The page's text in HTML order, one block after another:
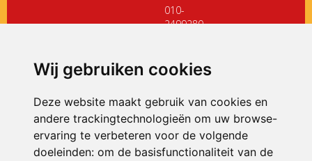
Wij gebruiken cookies
Deze website maakt gebruik van cookies en
andere trackingtechnologieën om uw browse-
ervaring te verbeteren voor de volgende
doeleinden: om de basisfunctionaliteit van de
010-
2499280
ONDERDEEL VAN